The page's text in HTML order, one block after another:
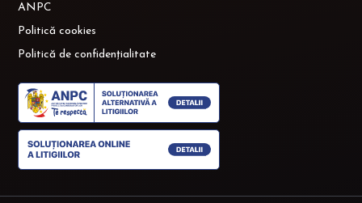
ANPC
Politică cookies
Politică de confidențialitate